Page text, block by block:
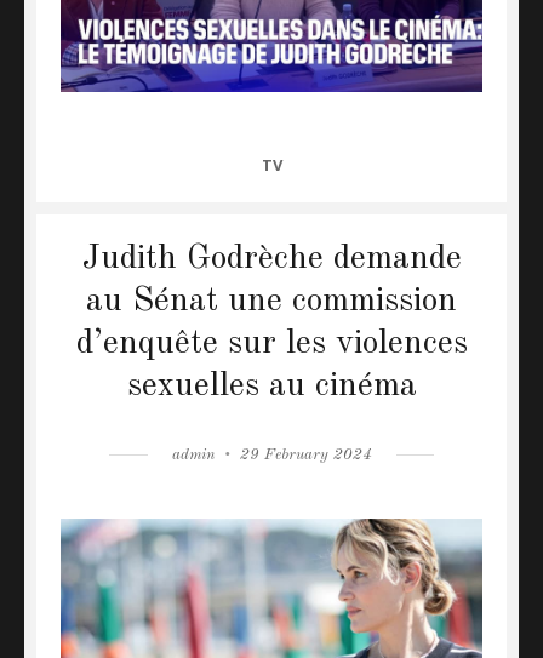
CATEGORIES
TV
Judith Godrèche demande
au Sénat une commission
d’enquête sur les violences
sexuelles au cinéma
Author
admin
Posted
29 February 2024